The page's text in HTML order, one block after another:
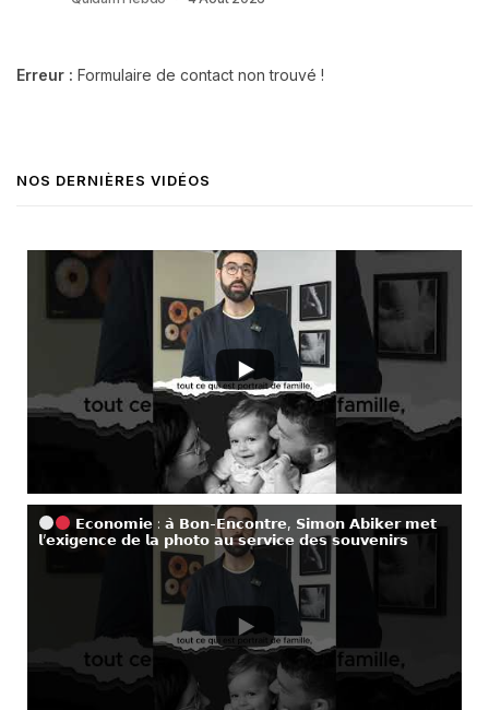
Erreur : Formulaire de contact non trouvé !
NOS DERNIÈRES VIDÉOS
𝗘𝗰𝗼𝗻𝗼𝗺𝗶𝗲 : 𝗮̀ 𝗕𝗼𝗻-𝗘𝗻𝗰𝗼𝗻𝘁𝗿𝗲, 𝗦𝗶𝗺𝗼𝗻 𝗔𝗯𝗶𝗸𝗲𝗿 𝗺𝗲𝘁
𝗹’𝗲𝘅𝗶𝗴𝗲𝗻𝗰𝗲 𝗱𝗲 𝗹𝗮 𝗽𝗵𝗼𝘁𝗼 𝗮𝘂 𝘀𝗲𝗿𝘃𝗶𝗰𝗲 𝗱𝗲𝘀 𝘀𝗼𝘂𝘃𝗲𝗻𝗶𝗿𝘀